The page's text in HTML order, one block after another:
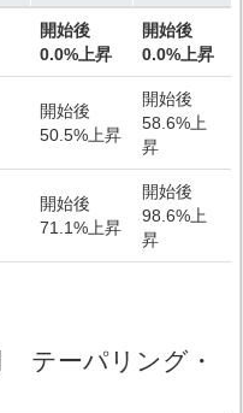
開始後
0.0%上昇
開始後
0.0%上昇
開始後
50.5%上昇
開始後
58.6%上
昇
開始後
71.1%上昇
開始後
98.6%上
昇
テーパリング・